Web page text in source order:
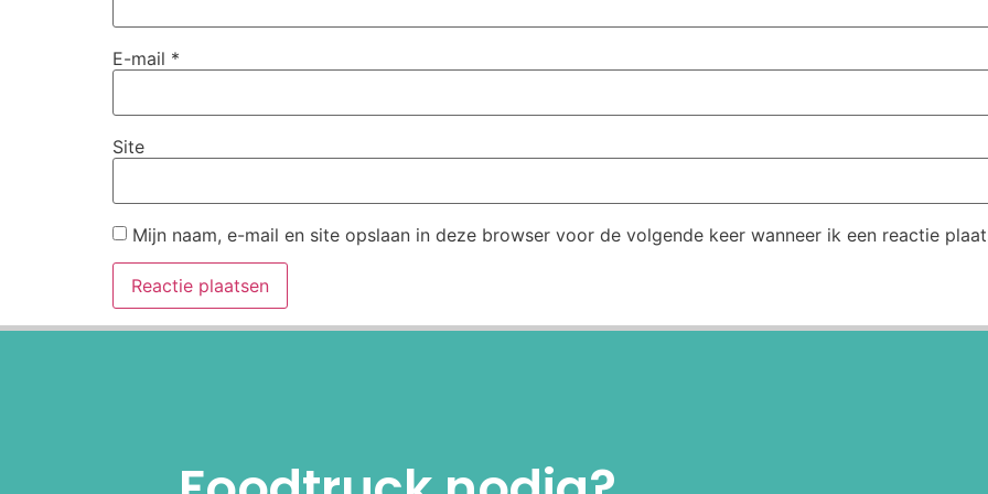
E-mail *
Site
Mijn naam, e-mail en site opslaan in deze browser voor de volgende keer wanneer ik een reactie